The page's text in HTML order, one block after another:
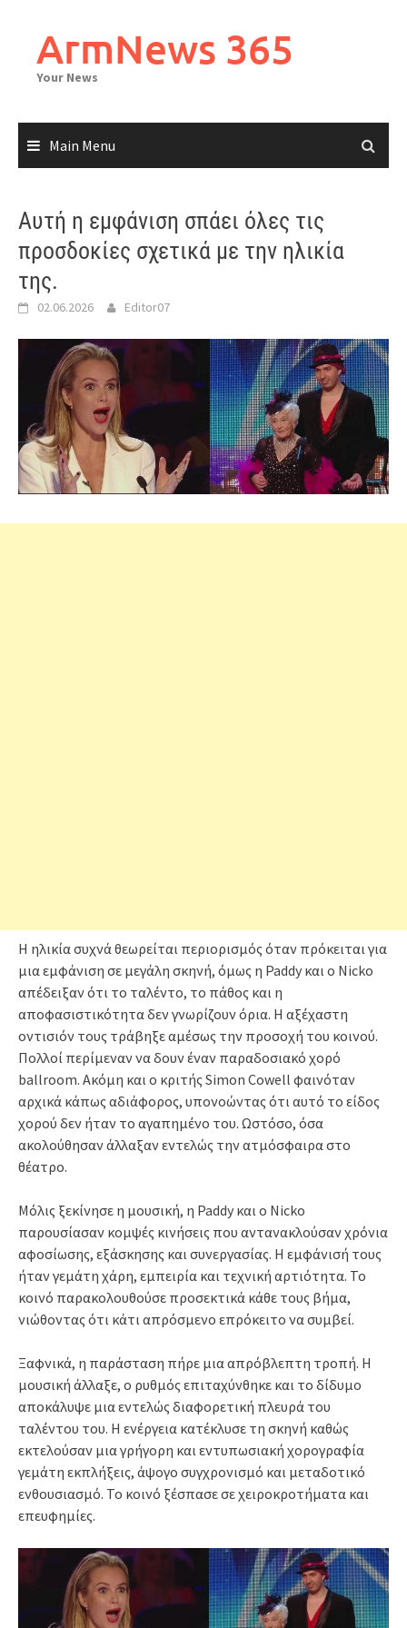
contentArmNews 365
Your News
Main Menu
Αυτή η εμφάνιση σπάει όλες τις
προσδοκίες σχετικά με την ηλικία
της.
02.06.2026 Editor07
Η ηλικία συχνά θεωρείται περιορισμός όταν πρόκειται για
μια εμφάνιση σε μεγάλη σκηνή, όμως η Paddy και ο Nicko
απέδειξαν ότι το ταλέντο, το πάθος και η
αποφασιστικότητα δεν γνωρίζουν όρια. Η αξέχαστη
οντισιόν τους τράβηξε αμέσως την προσοχή του κοινού.
Πολλοί περίμεναν να δουν έναν παραδοσιακό χορό
ballroom. Ακόμη και ο κριτής Simon Cowell φαινόταν
αρχικά κάπως αδιάφορος, υπονοώντας ότι αυτό το είδος
χορού δεν ήταν το αγαπημένο του. Ωστόσο, όσα
ακολούθησαν άλλαξαν εντελώς την ατμόσφαιρα στο
θέατρο.
Μόλις ξεκίνησε η μουσική, η Paddy και ο Nicko
παρουσίασαν κομψές κινήσεις που αντανακλούσαν χρόνια
αφοσίωσης, εξάσκησης και συνεργασίας. Η εμφάνισή τους
ήταν γεμάτη χάρη, εμπειρία και τεχνική αρτιότητα. Το
κοινό παρακολουθούσε προσεκτικά κάθε τους βήμα,
νιώθοντας ότι κάτι απρόσμενο επρόκειτο να συμβεί.
Ξαφνικά, η παράσταση πήρε μια απρόβλεπτη τροπή. Η
μουσική άλλαξε, ο ρυθμός επιταχύνθηκε και το δίδυμο
αποκάλυψε μια εντελώς διαφορετική πλευρά του
ταλέντου του. Η ενέργεια κατέκλυσε τη σκηνή καθώς
εκτελούσαν μια γρήγορη και εντυπωσιακή χορογραφία
γεμάτη εκπλήξεις, άψογο συγχρονισμό και μεταδοτικό
ενθουσιασμό. Το κοινό ξέσπασε σε χειροκροτήματα και
επευφημίες.